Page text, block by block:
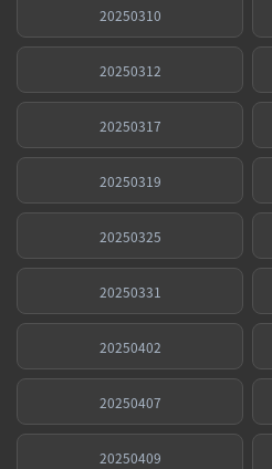
20250310
20250312
20250317
20250319
20250325
20250331
20250402
20250407
20250409